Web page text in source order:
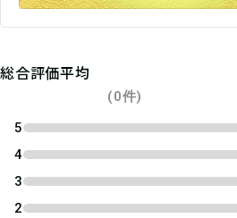
総合評価平均
(0件)
5
4
3
2